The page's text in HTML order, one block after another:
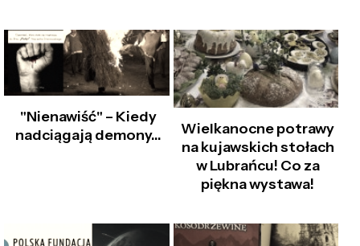
"Nienawiść" – Kiedy
nadciągają demony…
Wielkanocne potrawy
na kujawskich stołach
w Lubrańcu! Co za
piękna wystawa!